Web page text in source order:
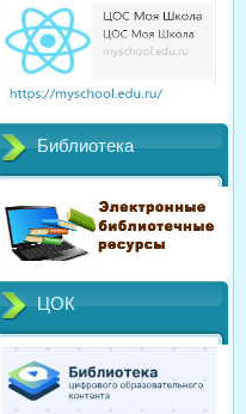
Библиотека
ЦОК